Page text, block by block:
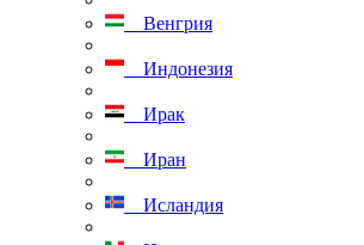
Венгрия
Индонезия
Ирак
Иран
Исландия